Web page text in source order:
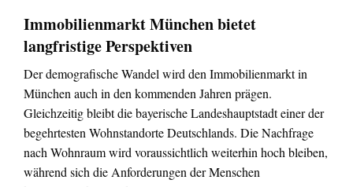
Immobilienmarkt München bietet
langfristige Perspektiven
Der demografische Wandel wird den Immobilienmarkt in
München auch in den kommenden Jahren prägen.
Gleichzeitig bleibt die bayerische Landeshauptstadt einer der
begehrtesten Wohnstandorte Deutschlands. Die Nachfrage
nach Wohnraum wird voraussichtlich weiterhin hoch bleiben,
während sich die Anforderungen der Menschen